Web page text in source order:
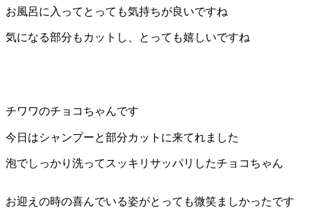
岡
県
早
店
／
福
お風呂に入ってとっても気持ちが良いですね
気になる部分もカットし、とっても嬉しいですね
チワワのチョコちゃんです
今日はシャンプーと部分カットに来てれました
泡でしっかり洗ってスッキリサッパリしたチョコちゃん
お迎えの時の喜んでいる姿がとっても微笑ましかったです